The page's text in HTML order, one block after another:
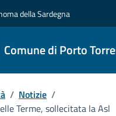
della Sardegna
Comune di Porto
/ Notizie /
Terme, sollecitata la Asl